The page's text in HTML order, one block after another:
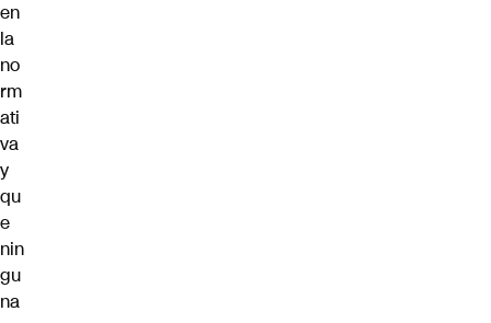
en
la
no
rm
ati
va
y
qu
e
nin
gu
na